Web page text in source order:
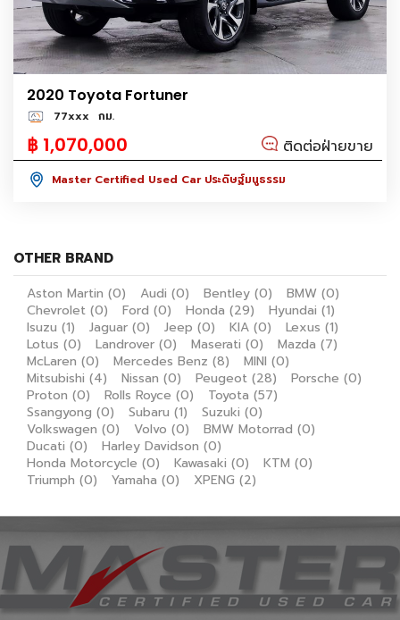
2020 Toyota Fortuner
77xxx กม.
฿ 1,070,000 ติดต่อฝ่ายขาย
Master Certified Used Car ประดิษฐ์มนูธรรม
OTHER BRAND
Aston Martin (0) Audi (0) Bentley (0) BMW (0)
Chevrolet (0) Ford (0) Honda (29) Hyundai (1)
Isuzu (1) Jaguar (0) Jeep (0) KIA (0) Lexus (1)
Lotus (0) Landrover (0) Maserati (0) Mazda (7)
McLaren (0) Mercedes Benz (8) MINI (0)
Mitsubishi (4) Nissan (0) Peugeot (28) Porsche (0)
Proton (0) Rolls Royce (0) Toyota (57)
Ssangyong (0) Subaru (1) Suzuki (0)
Volkswagen (0) Volvo (0) BMW Motorrad (0)
Ducati (0) Harley Davidson (0)
Honda Motorcycle (0) Kawasaki (0) KTM (0)
Triumph (0) Yamaha (0) XPENG (2)